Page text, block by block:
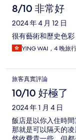
論
8/10 非常好
2024 年 4 月 12 日
很有藝術和歷史色彩
YING WAI，4 晚旅
旅客真實評論
10/10 好極了
2024 年 1 月 4 日
飯店是以你入住時
那就是可以隔天的